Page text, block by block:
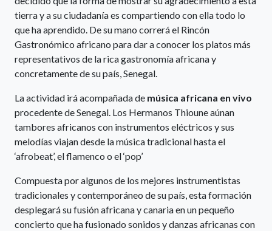
tierra y a su ciudadanía es compartiendo con ella todo lo
que ha aprendido. De su mano correrá el Rincón
Gastronómico africano para dar a conocer los platos más
representativos de la rica gastronomía africana y
concretamente de su país, Senegal.
La actividad irá acompañada de música africana en vivo
procedente de Senegal. Los Hermanos Thioune aúnan
tambores africanos con instrumentos eléctricos y sus
melodías viajan desde la música tradicional hasta el
‘afrobeat’, el flamenco o el ‘pop’
Compuesta por algunos de los mejores instrumentistas
tradicionales y contemporáneo de su país, esta formación
desplegará su fusión africana y canaria en un pequeño
concierto que ha fusionado sonidos y danzas africanas con